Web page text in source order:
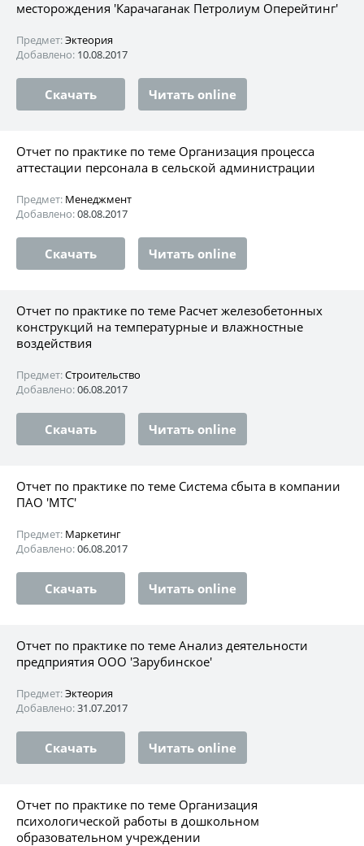
месторождения 'Карачаганак Петролиум Оперейтинг'
Предмет:Эктеория
Добавлено: 10.08.2017
Скачать Читать online
Отчет по практике по теме Организация процесса
аттестации персонала в сельской администрации
Предмет: Менеджмент
Добавлено:08.08.2017
Скачать Читать online
Отчет по практике по теме Расчет железобетонных
конструкций на температурные и влажностные
воздействия
Предмет:Строительство
Добавлено:06.08.2017
Скачать Читать online
Отчет по практике по теме Система сбыта в компании
ПАО 'МТС'
Предмет: Маркетинг
Добавлено:06.08.2017
Скачать Читать online
Отчет по практике по теме Анализ деятельности
предприятия ООО 'Зарубинское'
Предмет:Эктеория
Добавлено:31.07.2017
Скачать Читать online
Отчет по практике по теме Организация
психологической работы в дошкольном
образовательном учреждении